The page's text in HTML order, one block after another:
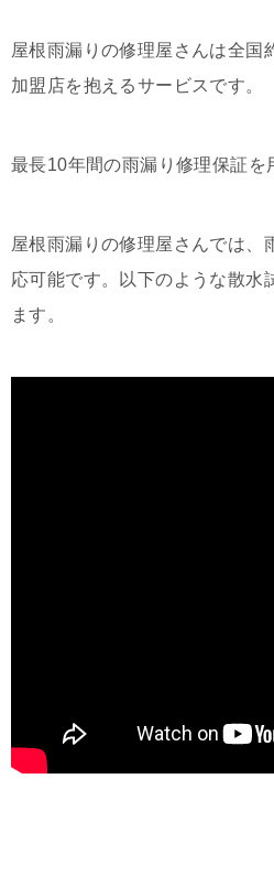
屋根雨漏りの修理屋さんは全国
加盟店を抱えるサービスです。
最長10年間の雨漏り修理保証を
屋根雨漏りの修理屋さんでは、
応可能です。以下のような散水
ます。